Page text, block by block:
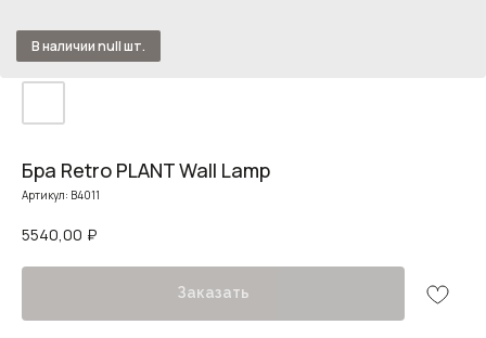
Бра Retro PLANT Wall Lamp
Артикул: B4011
5540,00 ₽
Заказать